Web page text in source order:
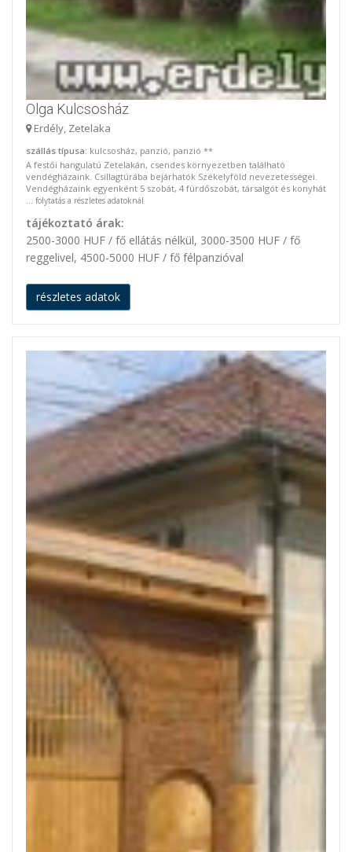
Olga Kulcsosház
Erdély, Zetelaka
szállás típusa: kulcsosház, panzió, panzió **
A festői hangulatú Zetelakán, csendes környezetben található
vendégházaink. Csillagtúrába bejárhatók Székelyföld nevezetességei.
Vendégházaink egyenként 5 szobát, 4 fürdőszobát, társalgót és konyhát
... folytatás a részletes adatoknál
tájékoztató árak:
2500-3000 HUF / fő ellátás nélkül, 3000-3500 HUF / fő
reggelivel, 4500-5000 HUF / fő félpanzióval
részletes adatok